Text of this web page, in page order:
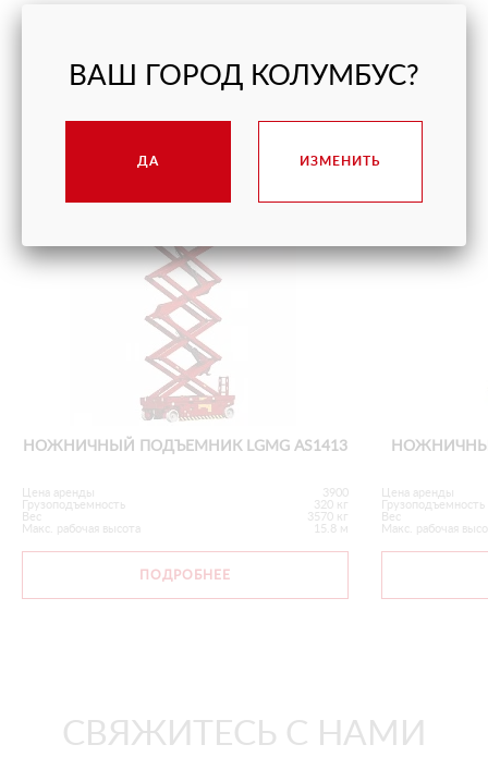
НОЖНИЧНЫЙ ПОДЪЕМНИК LGMG AS1413
Цена аренды
3900
Грузоподъемность
320 кг
Вес
3570 кг
Макс. рабочая высота
15.8 м
ПОДРОБНЕЕ
Цена аренды
Грузоподъемность
Вес
Макс. рабочая
СВЯЖИТЕСЬ С НАМИ
ВАШ ГОРОД КОЛУМБУС?
ДА ИЗМЕНИТЬ